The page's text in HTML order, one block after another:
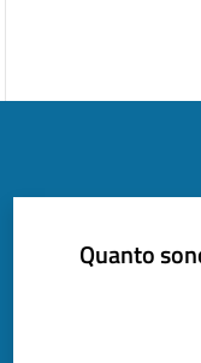
Quanto